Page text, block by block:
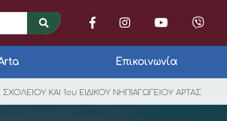
Επικοινωνία
ΓΙΑ ΤΗΝ
ΚΑΙ 1ου ΕΙΔΙΚΟΥ ΝΗΠΙΑΓΩΓΕΙΟΥ ΑΡΤΑΣ